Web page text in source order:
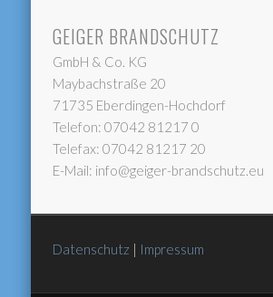
GEIGER BRANDSCHUTZ
GmbH & Co. KG
Maybachstraße 20
71735 Eberdingen-Hochdorf
Telefon: 07042 81217 0
Telefax: 07042 81217 20
E-Mail: info@geiger-brandschutz.eu
Datenschutz | Impressum